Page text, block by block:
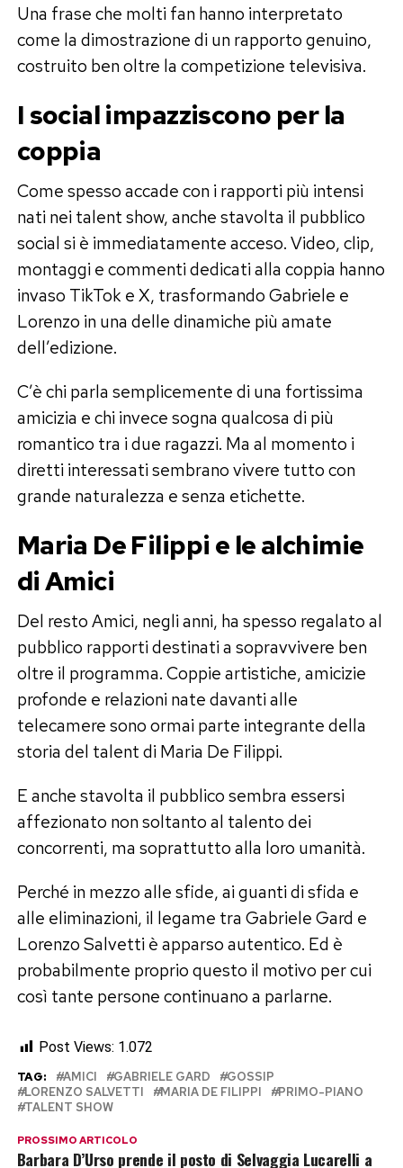
Una frase che molti fan hanno interpretato
come la dimostrazione di un rapporto genuino,
costruito ben oltre la competizione televisiva.
I social impazziscono per la
coppia
Come spesso accade con i rapporti più intensi
nati nei talent show, anche stavolta il pubblico
social si è immediatamente acceso. Video, clip,
montaggi e commenti dedicati alla coppia hanno
invaso TikTok e X, trasformando Gabriele e
Lorenzo in una delle dinamiche più amate
dell’edizione.
C’è chi parla semplicemente di una fortissima
amicizia e chi invece sogna qualcosa di più
romantico tra i due ragazzi. Ma al momento i
diretti interessati sembrano vivere tutto con
grande naturalezza e senza etichette.
Maria De Filippi e le alchimie
di Amici
Del resto Amici, negli anni, ha spesso regalato al
pubblico rapporti destinati a sopravvivere ben
oltre il programma. Coppie artistiche, amicizie
profonde e relazioni nate davanti alle
telecamere sono ormai parte integrante della
storia del talent di Maria De Filippi.
E anche stavolta il pubblico sembra essersi
affezionato non soltanto al talento dei
concorrenti, ma soprattutto alla loro umanità.
Perché in mezzo alle sfide, ai guanti di sfida e
alle eliminazioni, il legame tra Gabriele Gard e
Lorenzo Salvetti è apparso autentico. Ed è
probabilmente proprio questo il motivo per cui
così tante persone continuano a parlarne.
Post Views: 1.072
TAG: AMICI GABRIELE GARD
GOSSIP
LORENZO SALVETTI
MARIA DE FILIPPI
PRIMO-PIANO
TALENT SHOW
PROSSIMO ARTICOLO
Barbara D’Urso prende il posto di Selvaggia Lucarelli a